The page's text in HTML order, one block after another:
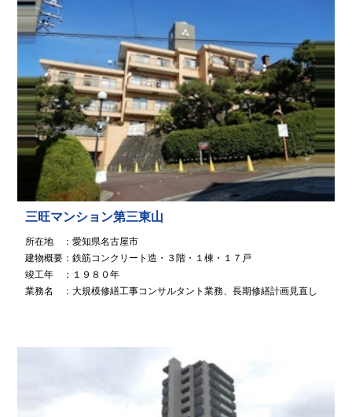
三旺マンション第三東山
所在地 ：愛知県名古屋市
建物概要：鉄筋コンクリート造・３階・１棟・１７戸
竣工年 ：１９８０年
業務名 ：大規模修繕工事コンサルタント業務、長期修繕計画見直し